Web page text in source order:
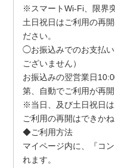
※スマートWi-Fi、限界
土日祝日はご利用の再
ださい。
◯お振込みでのお支払
ございません）
お振込みの翌営業日
第、自動でご利用が再開
※当日、及び土日祝日は
ご利用の再開はできかね
◆ご利用方法
マイページ内に、『コ
れます。